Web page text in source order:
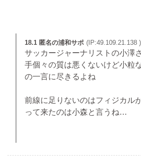
18.1 匿名の浦和サポ (IP:49.109.21.138 )
サッカージャーナリストの小澤
手個々の質は悪くないけど小粒
の一言に尽きるよね
前線に足りないのはフィジカル
って来たのは小森と言うね…